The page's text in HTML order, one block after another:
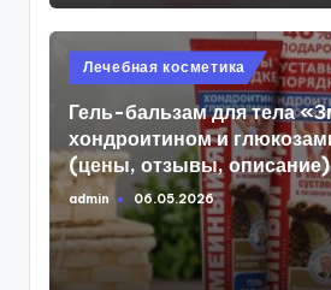
Опубликовано
в
Лечебная косметика
Гель-бальзам для тела
хондроитином и
(цены, отзывы, описание)
Запись
от
admin 06.05.2026